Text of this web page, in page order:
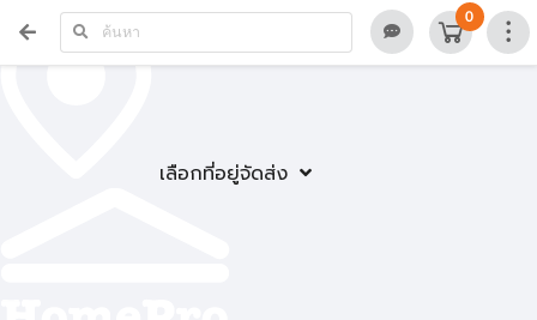
เลือกที่อยู่จัดส่ง
0